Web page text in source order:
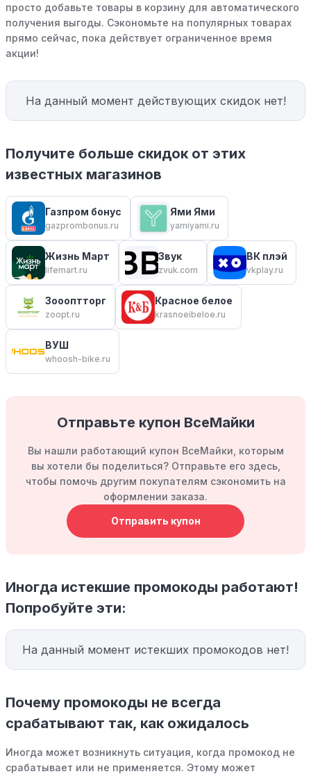
просто добавьте товары в корзину для автоматического
получения выгоды. Сэкономьте на популярных товарах
прямо сейчас, пока действует ограниченное время
акции!
На данный момент действующих скидок нет!
Получите больше скидок от этих
известных магазинов
Газпром бонус
gazprombonus.ru
Ями Ями
yamiyami.ru
Жизнь Март
lifemart.ru
Звук
zvuk.com
ВК плэй
vkplay.ru
Зоооптторг
zoopt.ru
Красное белое
krasnoeibeloe.ru
ВУШ
whoosh-bike.ru
Отправьте купон ВсеМайки
Вы нашли работающий купон ВсеМайки, которым
вы хотели бы поделиться? Отправьте его здесь,
чтобы помочь другим покупателям сэкономить на
оформлении заказа.
Отправить купон
Иногда истекшие промокоды работают!
Попробуйте эти:
На данный момент истекших промокодов нет!
Почему промокоды не всегда
срабатывают так, как ожидалось
Иногда может возникнуть ситуация, когда промокод не
срабатывает или не применяется. Этому может